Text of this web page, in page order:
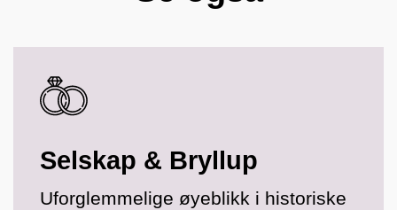
Selskap & Bryllup
Uforglemmelige øyeblikk i historiske